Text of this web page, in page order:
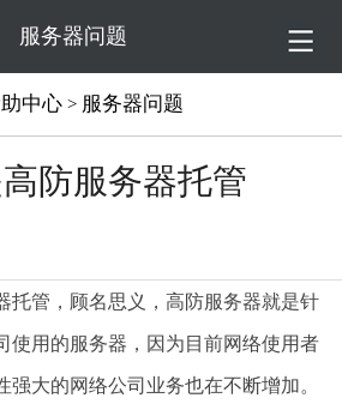
服务器问题
中心 > 服务器问题
防服务器托管
托管，顾名思义，高防服务器就是针
使用的服务器，因为目前网络使用者
强大的网络公司业务也在不断增加。